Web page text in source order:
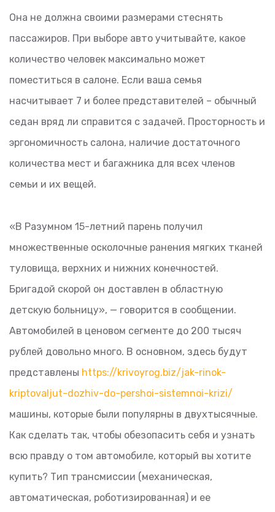
Она не должна своими размерами стеснять
пассажиров. При выборе авто учитывайте, какое
количество человек максимально может
поместиться в салоне. Если ваша семья
насчитывает 7 и более представителей – обычный
седан вряд ли справится с задачей. Просторность и
эргономичность салона, наличие достаточного
количества мест и багажника для всех членов
семьи и их вещей.
«В Разумном 15-летний парень получил
множественные осколочные ранения мягких тканей
туловища, верхних и нижних конечностей.
Бригадой скорой он доставлен в областную
детскую больницу», — говорится в сообщении.
Автомобилей в ценовом сегменте до 200 тысяч
рублей довольно много. В основном, здесь будут
представлены https://krivoyrog.biz/jak-rinok-
kriptovaljut-dozhiv-do-pershoi-sistemnoi-krizi/
машины, которые были популярны в двухтысячные.
Как сделать так, чтобы обезопасить себя и узнать
всю правду о том автомобиле, который вы хотите
купить? Тип трансмиссии (механическая,
автоматическая, роботизированная) и ее